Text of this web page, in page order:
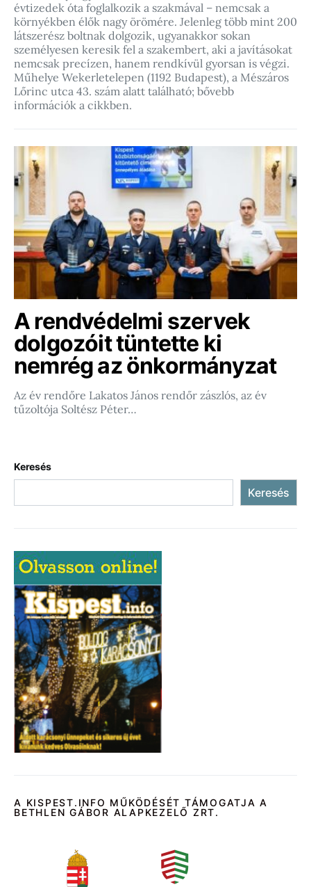
évtizedek óta foglalkozik a szakmával – nemcsak a
környékben élők nagy örömére. Jelenleg több mint 200
látszerész boltnak dolgozik, ugyanakkor sokan
személyesen keresik fel a szakembert, aki a javításokat
nemcsak precízen, hanem rendkívül gyorsan is végzi.
Műhelye Wekerletelepen (1192 Budapest), a Mészáros
Lőrinc utca 43. szám alatt található; bővebb
információk a cikkben.
A rendvédelmi szervek
dolgozóit tüntette ki
nemrég az önkormányzat
Az év rendőre Lakatos János rendőr zászlós, az év
tűzoltója Soltész Péter…
Keresés
Keresés
A KISPEST.INFO MŰKÖDÉSÉT TÁMOGATJA A
BETHLEN GÁBOR ALAPKEZELŐ ZRT.